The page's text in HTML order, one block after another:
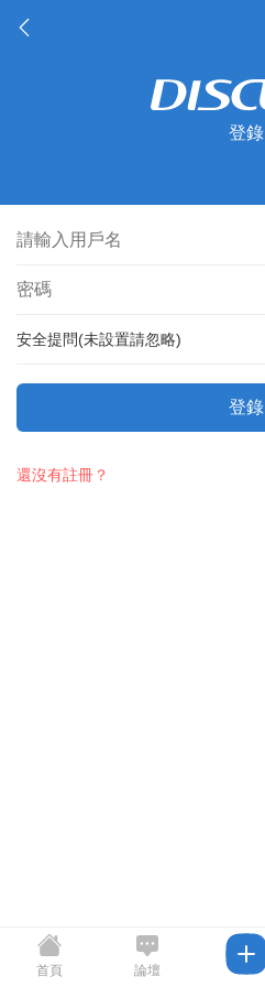
登錄
安全提問(未設置請忽略)
登錄
還沒有註冊？
首頁 論壇